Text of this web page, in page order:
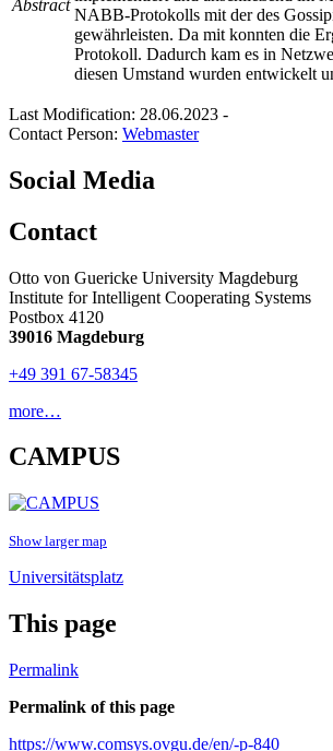
Abstract
NABB-Protokolls mit der des
gewährleisten. Da mit konnten die
Protokoll. Dadurch kam es in
diesen Umstand wurden entwickelt
Last Modification: 28.06.2023 -
Contact Person: Webmaster
Social Media
Contact
Otto von Guericke University Magdeburg
Institute for Intelligent Cooperating Systems
Postbox 4120
39016 Magdeburg
+49 391 67-58345
more…
CAMPUS
Show larger map
Universitätsplatz
This page
Permalink
Permalink of this page
https://www.comsys.ovgu.de/en/-p-840